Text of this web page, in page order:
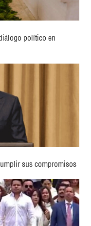
político en
sus compromisos